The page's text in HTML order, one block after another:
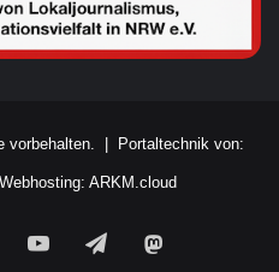
vorbehalten. | Portaltechnik von:
Webhosting: ARKM.cloud
YouTubeTelegram